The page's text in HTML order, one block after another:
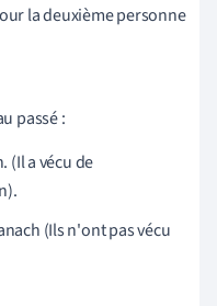
la deuxième personne
passé :
(Il a vécu de
(Ils n'ont pas vécu